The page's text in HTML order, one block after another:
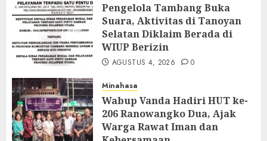
Pengelola Tambang Buka
Suara, Aktivitas di Tanoyan
Selatan Diklaim Berada di
WIUP Berizin
AGUSTUS 4, 2026 0
Minahasa
Wabup Vanda Hadiri HUT ke-
206 Ranowangko Dua, Ajak
Warga Rawat Iman dan